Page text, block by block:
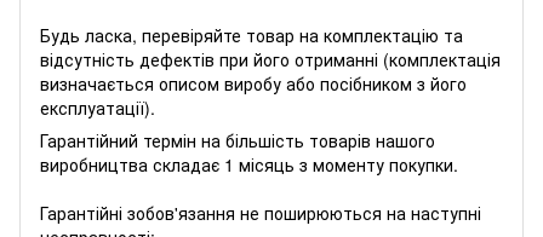
Будь ласка, перевіряйте товар на комплектацію та
відсутність дефектів при його отриманні (комплектація
визначається описом виробу або посібником з його
експлуатації).
Гарантійний термін на більшість товарів нашого
виробництва складає 1 місяць з моменту покупки.
Гарантійні зобов'язання не поширюються на наступні